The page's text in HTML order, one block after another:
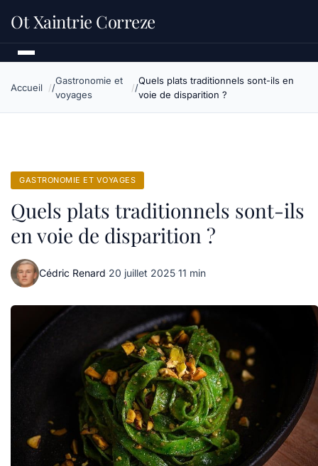
Ot Xaintrie Correze
Accueil
Gastronomie et
voyages
Quels plats traditionnels sont-ils en
voie de disparition ?
GASTRONOMIE ET VOYAGES
Quels plats traditionnels sont-ils
en voie de disparition ?
Cédric Renard·20 juillet 2025·11 min